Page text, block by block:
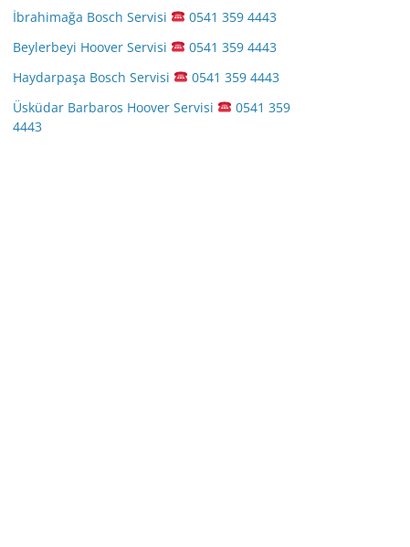
İbrahimağa Bosch Servisi
0541 359 4443
Beylerbeyi Hoover Servisi
0541 359 4443
Haydarpaşa Bosch Servisi
0541 359 4443
Üsküdar Barbaros Hoover Servisi
0541 359
4443